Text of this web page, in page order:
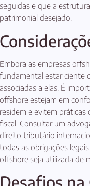
seguidas e que a
patrimonial desejado.
Embora as empresas
fundamental estar ciente
associadas a elas. É
offshore estejam em
residem e evitem práticas
fiscal. Consultar um
direito tributário
todas as obrigações
offshore seja utilizada de
Desafios na